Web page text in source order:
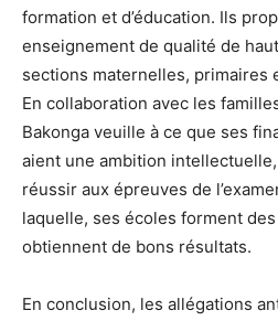
formation et d’éducation. Ils
enseignement de qualité de
sections maternelles, primaires
En collaboration avec les
Bakonga veuille à ce que ses
aient une ambition
réussir aux épreuves de
laquelle, ses écoles forment
obtiennent de bons résultats.
En conclusion, les allégations